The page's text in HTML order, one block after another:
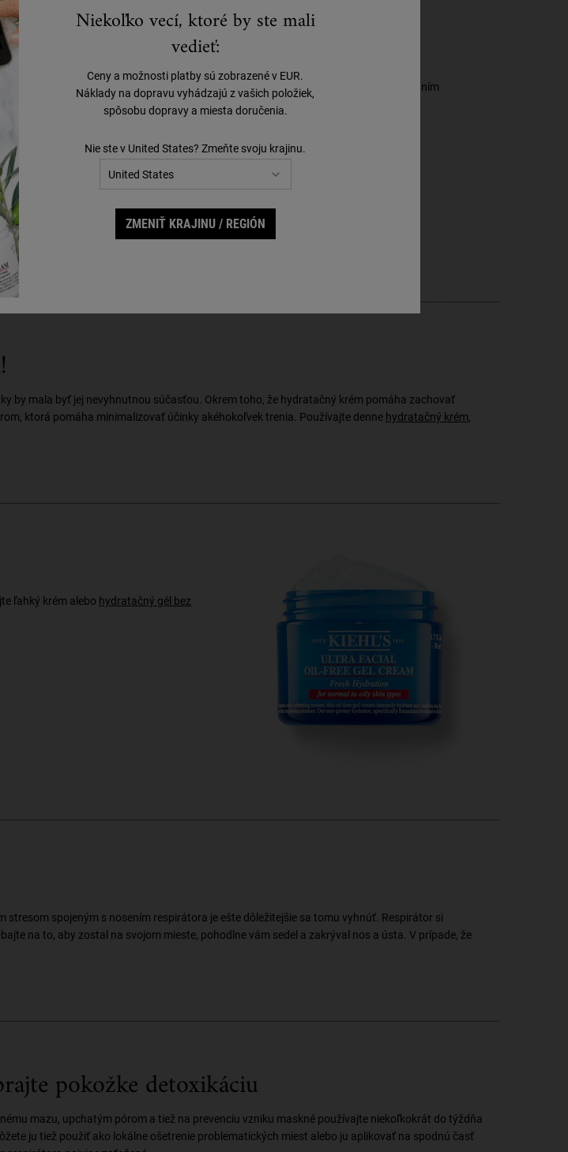
pokožky na odolnosť proti stresu
nežiaducim účinkom ochranných masiek, rúšok a ďalších dráždivých vplyvov. Pridaním
do svojej rutiny pomôžete svojej pokožke sa lepšie chrániť pod respirátorom.
by mala byť jej nevyhnutnou súčasťou. Okrem toho, že hydratačný krém pomáha zachovať
ktorá pomáha minimalizovať účinky akéhokoľvek trenia. Používajte denne hydratačný krém
ľahký krém alebo hydratačný gél bez
spojeným s nosením respirátora je ešte dôležitejšie sa tomu vyhnúť. Respirátor si
na to, aby zostal na svojom mieste, pohodlne vám sedel a zakrýval nos a ústa. V prípade, že
pokožke detoxikáciu
mazu, upchatým pórom a tiež na prevenciu vzniku maskné používajte niekoľkokrát do týždňa
ju tiež použiť ako lokálne ošetrenie problematických miest alebo ju aplikovať na spodnú časť
Niekoľko vecí, ktoré by ste mali
vedieť:
Ceny a možnosti platby sú zobrazené v EUR.
Náklady na dopravu vyhádzajú z vašich položiek,
spôsobu dopravy a miesta doručenia.
Nie ste v United States? Zmeňte svoju krajinu.
ZMENIŤ KRAJINU / REGIÓN